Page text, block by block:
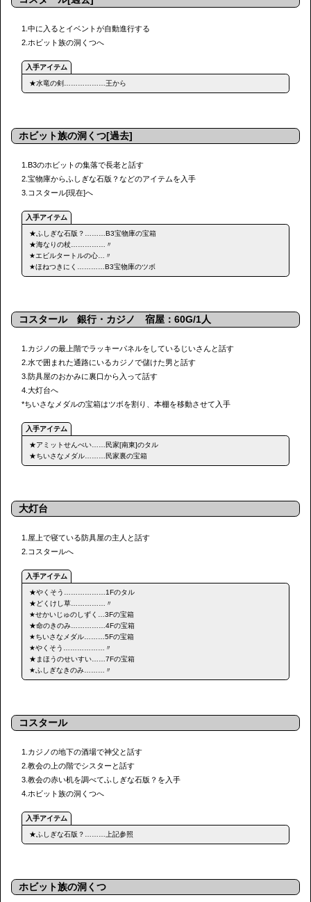
1.中に入るとイベントが自動進行する
2.ホビット族の洞くつへ
★水竜の剣………………王から
ホビット族の洞くつ[過去]
1.B3のホビットの集落で長老と話す
2.宝物庫からふしぎな石版？などのアイテムを入手
3.コスタール[現在]へ
★ふしぎな石版？………B3宝物庫の宝箱
★海なりの杖……………〃
★エビルタートルの心…〃
★ほねつきにく…………B3宝物庫のツボ
コスタール 銀行・カジノ 宿屋：60G/1人
1.カジノの最上階でラッキーパネルをしているじいさんと話す
2.水で囲まれた通路にいるカジノで儲けた男と話す
3.防具屋のおかみに裏口から入って話す
4.大灯台へ
*ちいさなメダルの宝箱はツボを割り、本棚を移動させて入手
★アミットせんべい……民家[南東]のタル
★ちいさなメダル………民家裏の宝箱
大灯台
1.屋上で寝ている防具屋の主人と話す
2.コスタールへ
★やくそう………………1Fのタル
★どくけし草……………〃
★せかいじゅのしずく…3Fの宝箱
★命のきのみ……………4Fの宝箱
★ちいさなメダル………5Fの宝箱
★やくそう………………〃
★まほうのせいすい……7Fの宝箱
★ふしぎなきのみ………〃
コスタール
1.カジノの地下の酒場で神父と話す
2.教会の上の階でシスターと話す
3.教会の赤い机を調べてふしぎな石版？を入手
4.ホビット族の洞くつへ
★ふしぎな石版？………上記参照
ホビット族の洞くつ